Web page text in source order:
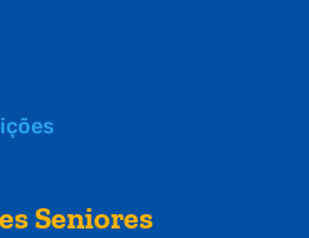
Seniores